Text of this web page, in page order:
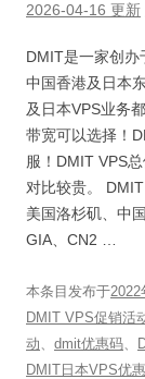
2026-04-16 更新
DMIT是一家创办
中国香港及日本
及日本VPS业务
带宽可以选择！
服！DMIT VPS
对比较贵。
美国洛杉矶、中
GIA、CN2 …
本条目发布于2022
DMIT VPS促销活
动、 dmit优惠码、
DMIT日本VPS优